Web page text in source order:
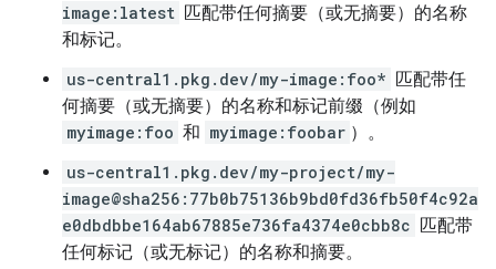
image:latest 匹配带任何摘要（或无摘要）的名称
和标记。
us-central1.pkg.dev/my-image:foo* 匹配带任
何摘要（或无摘要）的名称和标记前缀（例如
myimage:foo 和 myimage:foobar ）。
us-central1.pkg.dev/my-project/my-
image@sha256:77b0b75136b9bd0fd36fb50f4c92a
e0dbdbbe164ab67885e736fa4374e0cbb8c 匹配带
任何标记（或无标记）的名称和摘要。